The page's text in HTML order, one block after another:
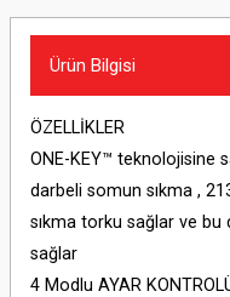
Ürün Bilgisi
ÖZELLİKLER
ONE-KEY™ teknolojisine
darbeli somun sıkma ,
sıkma torku sağlar ve
sağlar
4 Modlu AYAR